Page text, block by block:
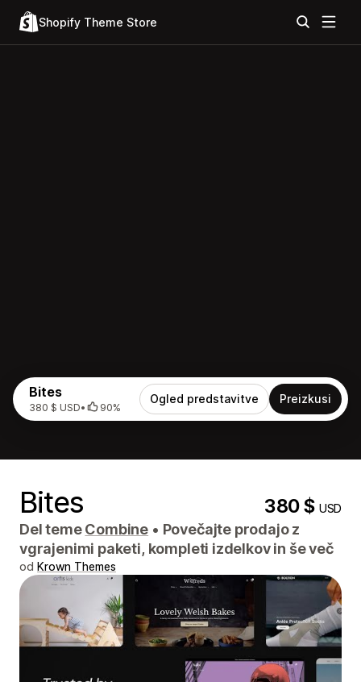
Shopify Theme Store
Bites
380 $ USD• 90%
Ogled predstavitve Preizkusi
Bites 380 $USD
Del temeCombine • Povečajte prodajo z
vgrajenimi paketi, kompleti izdelkov in še več
od Krown Themes